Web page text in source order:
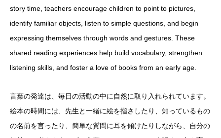
story time, teachers encourage children to point to pictures,
identify familiar objects, listen to simple questions, and begin
expressing themselves through words and gestures. These
shared reading experiences help build vocabulary, strengthen
listening skills, and foster a love of books from an early age.
言葉の発達は、毎日の活動の中に自然に取り入れられています。
絵本の時間には、先生と一緒に絵を指さしたり、知っているもの
の名前を言ったり、簡単な質問に耳を傾けたりしながら、自分の